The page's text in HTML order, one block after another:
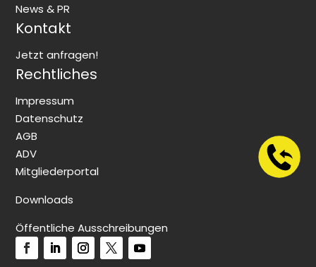
News & PR
Kontakt
Jetzt anfragen!
Rechtliches
Impressum
Datenschutz
AGB
ADV
Mitgliederportal
Downloads
Öffentliche Ausschreibungen